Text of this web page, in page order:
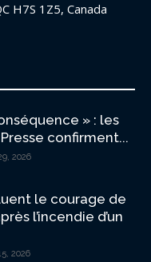
H7S 1Z5, Canada
» : les
confirment...
2026
le courage de
l’incendie d’un
2026